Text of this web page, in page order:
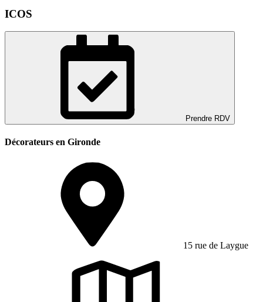
ICOS
Prendre RDV
Décorateurs en Gironde
15 rue de Laygue